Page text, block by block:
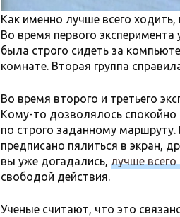
Как именно лучше всего
Во время первого
была строго сидеть за
комнате. Вторая группа
Во время второго и третьего
Кому-то дозволялось
по строго заданному
предписано пялиться в экран,
вы уже догадались, лучше
свободой действия.
Ученые считают, что это